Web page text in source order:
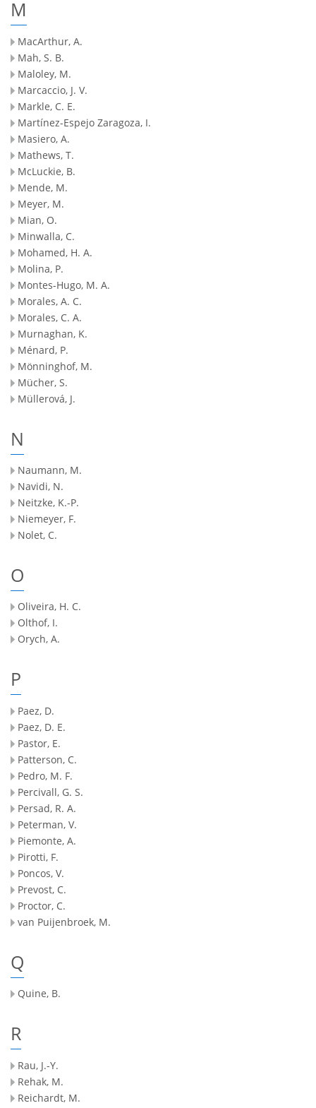
M
MacArthur, A.
Mah, S. B.
Maloley, M.
Marcaccio, J. V.
Markle, C. E.
Martínez-Espejo Zaragoza, I.
Masiero, A.
Mathews, T.
McLuckie, B.
Mende, M.
Meyer, M.
Mian, O.
Minwalla, C.
Mohamed, H. A.
Molina, P.
Montes-Hugo, M. A.
Morales, A. C.
Morales, C. A.
Murnaghan, K.
Ménard, P.
Mönninghof, M.
Mücher, S.
Müllerová, J.
N
Naumann, M.
Navidi, N.
Neitzke, K.-P.
Niemeyer, F.
Nolet, C.
O
Oliveira, H. C.
Olthof, I.
Orych, A.
P
Paez, D.
Paez, D. E.
Pastor, E.
Patterson, C.
Pedro, M. F.
Percivall, G. S.
Persad, R. A.
Peterman, V.
Piemonte, A.
Pirotti, F.
Poncos, V.
Prevost, C.
Proctor, C.
van Puijenbroek, M.
Q
Quine, B.
R
Rau, J.-Y.
Rehak, M.
Reichardt, M.